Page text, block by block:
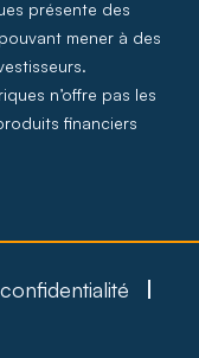
présente des
mener à des
n’offre pas les
financiers